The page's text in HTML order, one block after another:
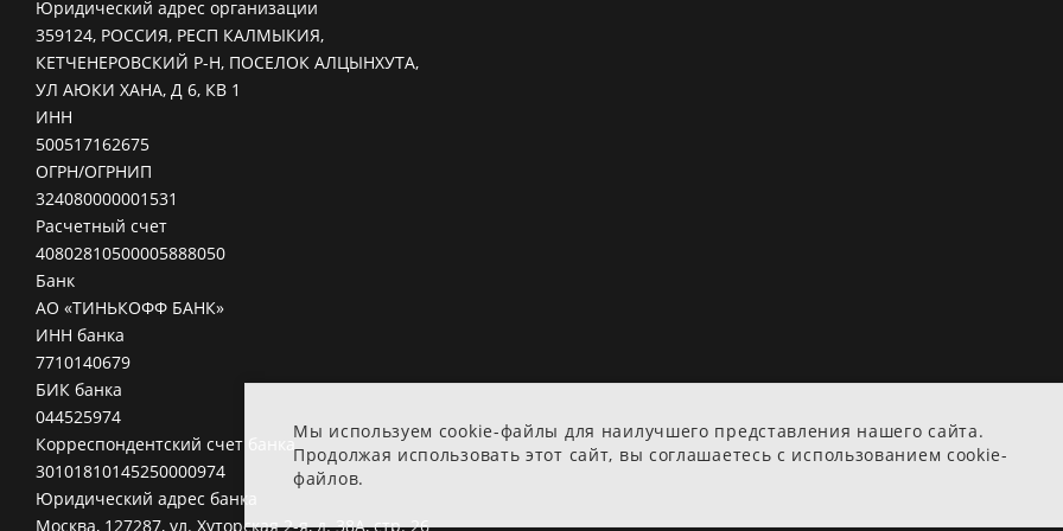
Мы используем cookie-файлы для наилучшего представления нашего сайта.
Продолжая использовать этот сайт, вы соглашаетесь с использованием cookie-
файлов.
Юридический адрес организации
359124, РОССИЯ, РЕСП КАЛМЫКИЯ,
КЕТЧЕНЕРОВСКИЙ Р-Н, ПОСЕЛОК АЛЦЫНХУТА,
УЛ АЮКИ ХАНА, Д 6, КВ 1
ИНН
500517162675
ОГРН/ОГРНИП
324080000001531
Расчетный счет
40802810500005888050
Банк
АО «ТИНЬКОФФ БАНК»
ИНН банка
7710140679
БИК банка
044525974
Корреспондентский счет банка
30101810145250000974
Юридический адрес банка
Москва, 127287, ул. Хуторская 2-я, д. 38А, стр. 26